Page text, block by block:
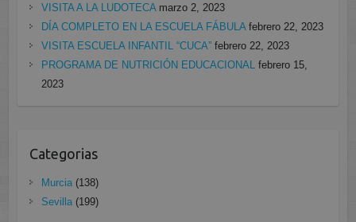
VISITA A LA LUDOTECA marzo 2, 2023
DÍA COMPLETO EN LA ESCUELA FÁBULA febrero 22, 2023
VISITA ESCUELA INFANTIL “CUCA” febrero 22, 2023
PROGRAMA DE NUTRICIÓN EDUCACIONAL
febrero 15,
2023
Categorias
Murcia(138)
Sevilla(199)